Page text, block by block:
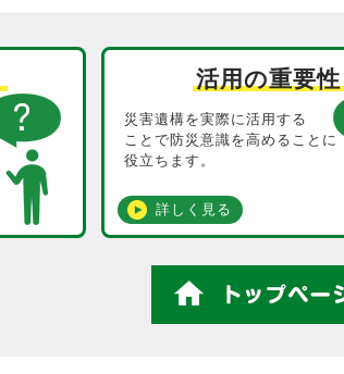
活用の重要性
災害遺構を実際に活用する
ことで防災意識を高めることに
役立ちます。
詳しく見る